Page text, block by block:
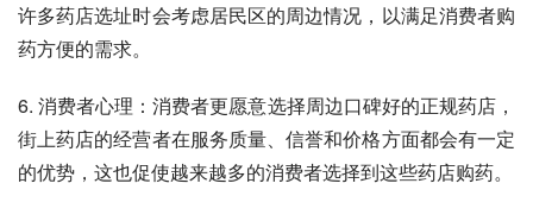
许多药店选址时会考虑居民区的周边情况，以满足消费者购
药方便的需求。
6. 消费者心理：消费者更愿意选择周边口碑好的正规药店，
街上药店的经营者在服务质量、信誉和价格方面都会有一定
的优势，这也促使越来越多的消费者选择到这些药店购药。